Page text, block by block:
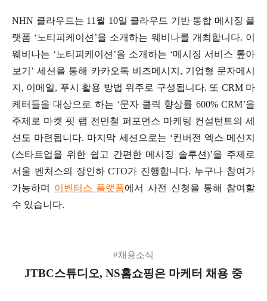
NHN 클라우드는 11월 10일 클라우드 기반 통합 메시징 플
랫폼 ‘노티피케이션’을 소개하는 웨비나를 개최합니다. 이
웨비나는 ‘노티피케이션’을 소개하는 ‘메시징 서비스 톺아
보기’ 세션을 통해 카카오톡 비즈메시지, 기업형 문자메시
지, 이메일, 푸시 활용 방법 위주로 구성됩니다. 또 CRM 마
케터들을 대상으로 하는 ‘문자 클릭 향상률 600% CRM’을
주제로 마켓 핏 랩 전민철 퍼포먼스 마케팅 컨설턴트의 세
션도 마련됩니다. 마지막 세션으로는 ‘컨버전 엑스 메신지
(스타트업을 위한 쉽고 간편한 메시징 솔루션)’을 주제로
서울 벤처스의 장인하 CTO가 진행합니다. 누구나 참여가
가능하며 이벤터스 플랫폼에서 사전 신청을 통해 참여할
수 있습니다.
#채용소식
JTBC스튜디오, NS홈쇼핑은 마케터 채용 중